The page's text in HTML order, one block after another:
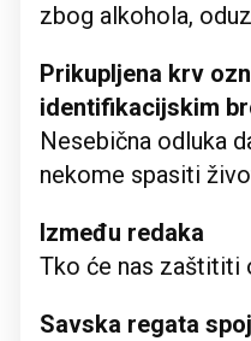
zbog alkohola,
Prikupljena krv
identifikacijskim
Nesebična odluka
nekome spasiti
Između redaka
Tko će nas zaštititi
Savska regata